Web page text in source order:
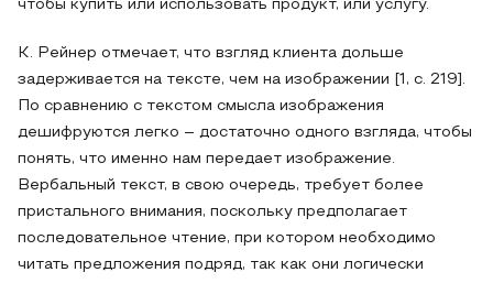
чтобы купить или использовать продукт, или услугу.
К. Рейнер отмечает, что взгляд клиента дольше
задерживается на тексте, чем на изображении [1, c. 219].
По сравнению с текстом смысла изображения
дешифруются легко – достаточно одного взгляда, чтобы
понять, что именно нам передает изображение.
Вербальный текст, в свою очередь, требует более
пристального внимания, поскольку предполагает
последовательное чтение, при котором необходимо
читать предложения подряд, так как они логически